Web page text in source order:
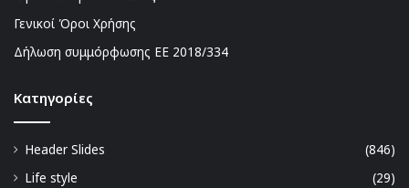
Γενικοί Όροι Χρήσης
Δήλωση συμμόρφωσης ΕΕ 2018/334
Kατηγορίες
Header Slides
(846)
Life style
(29)